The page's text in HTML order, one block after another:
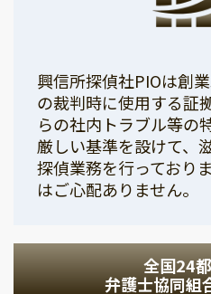
興信所探偵社PIOは創
の裁判時に使用する証
らの社内トラブル等の
厳しい基準を設けて、
探偵業務を行っており
はご心配ありません。
全国24
弁護士協同組